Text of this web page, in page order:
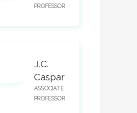
PROFESSOR
J.C.
Caspar
ASSOCIATE
PROFESSOR